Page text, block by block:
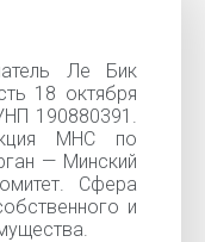
Ле Бик
18 октября
190880391.
МНС по
— Минский
Сфера
и